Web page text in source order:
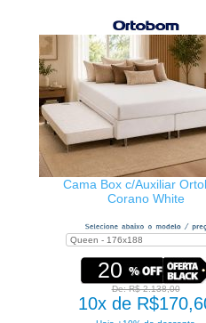
Cama Box c/Auxiliar
Corano White
20
De: R$ 2.138,00
10x de